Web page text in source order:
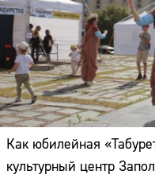
Как юбилейная
культурный центр